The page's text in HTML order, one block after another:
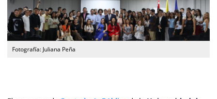
Fotografía: Juliana Peña